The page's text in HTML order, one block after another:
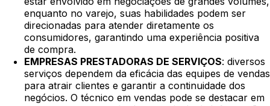
enquanto no varejo, suas habilidades podem ser
direcionadas para atender diretamente os
consumidores, garantindo uma experiência positiva
de compra.
EMPRESAS PRESTADORAS DE SERVIÇOS: diversos
serviços dependem da eficácia das equipes de vendas
para atrair clientes e garantir a continuidade dos
negócios. O técnico em vendas pode se destacar em